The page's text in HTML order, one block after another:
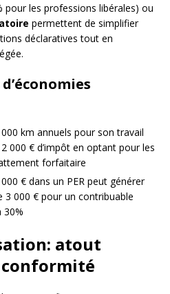
pour les professions libérales) ou
permettent de simplifier
déclaratives tout en
km annuels pour son travail
000 € d’impôt en optant pour les
forfaitaire
€ dans un PER peut générer
3 000 € pour un contribuable
30%
atout